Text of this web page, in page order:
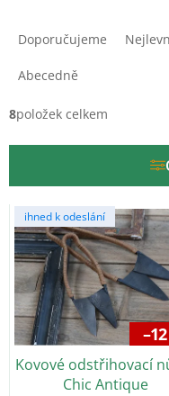
í
d
u
k
ů
Doporučujeme
Abecedně
8položek celkem
V
ý
p
s
p
r
o
d
ihned k odeslání
Kovové odstřihovací
Chic Antique